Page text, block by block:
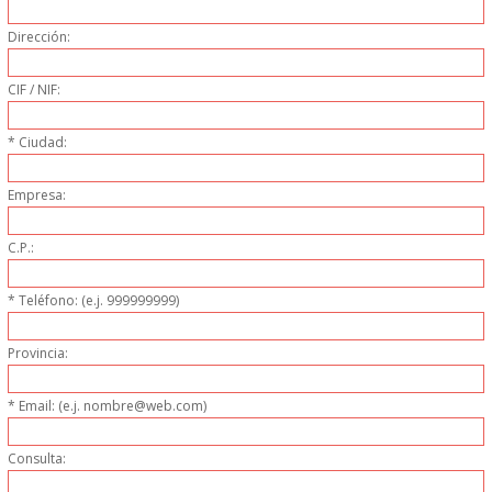
GARANTIAS Y
DEVOLUCIONES
AVISO LEGAL
POL�TICA DE PRIVACIDAD
Dirección:
CIF / NIF:
* Ciudad:
Empresa:
C.P.:
* Teléfono: (e.j. 999999999)
Provincia:
* Email: (e.j. nombre@web.com)
Consulta: